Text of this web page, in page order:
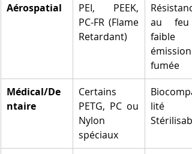
Aérospatial
PEI, PEEK,
PC-FR (Flame
Retardant)
Résistance
au feu
faible
fumée
Médical/De
ntaire
Certains
PETG, PC ou
Nylon
spéciaux
lité